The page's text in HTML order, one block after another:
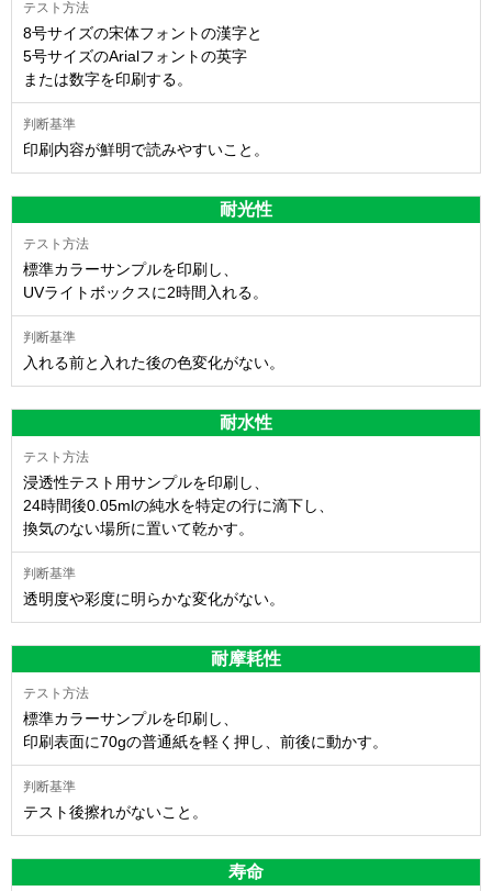
8号サイズの宋体フォントの漢字と
5号サイズのArialフォントの英字
または数字を印刷する。
印刷内容が鮮明で読みやすいこと。
耐光性
標準カラーサンプルを印刷し、
UVライトボックスに2時間入れる。
入れる前と入れた後の色変化がない。
耐水性
浸透性テスト用サンプルを印刷し、
24時間後0.05mlの純水を特定の行に滴下し、
換気のない場所に置いて乾かす。
透明度や彩度に明らかな変化がない。
耐摩耗性
標準カラーサンプルを印刷し、
印刷表面に70gの普通紙を軽く押し、前後に動かす。
テスト後擦れがないこと。
寿命